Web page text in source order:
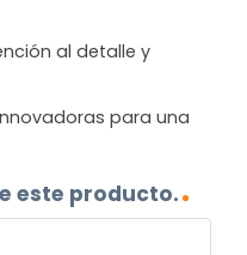
al detalle y
para una
este producto.